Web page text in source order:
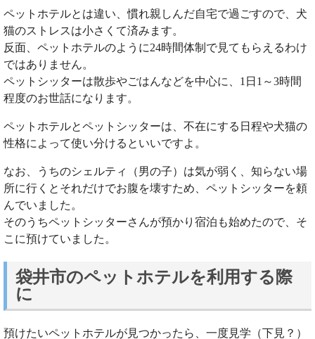
ペットホテルとは違い、慣れ親しんだ自宅で過ごすので、犬
猫のストレスは小さくて済みます。
反面、ペットホテルのように24時間体制で見てもらえるわけ
ではありません。
ペットシッターは散歩やごはんなどを中心に、1日1～3時間
程度のお世話になります。
ペットホテルとペットシッターは、不在にする日程や犬猫の
性格によって使い分けるといいですよ。
なお、うちのシェルティ（男の子）は気が弱く、知らない場
所に行くとそれだけでお腹を壊すため、ペットシッターを頼
んでいました。
そのうちペットシッターさんが預かり宿泊も始めたので、そ
こに預けていました。
袋井市のペットホテルを利用する際
に
預けたいペットホテルが見つかったら、一度見学（下見？）